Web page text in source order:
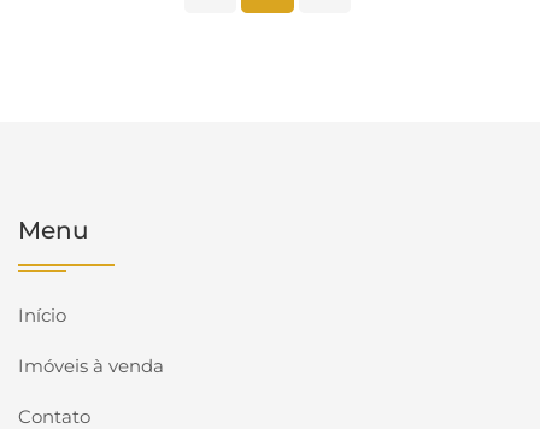
Menu
Início
Imóveis à venda
Contato